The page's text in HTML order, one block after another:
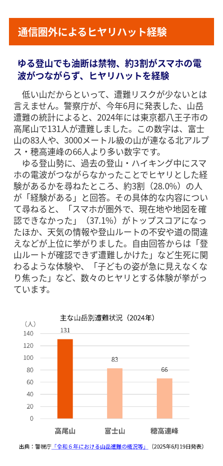
通信圏外によるヒヤリハット経験
ゆる登山でも油断は禁物、約3割がスマホの電
波がつながらず、ヒヤリハットを経験
低い山だからといって、遭難リスクが少ないとは
言えません。警察庁が、今年6月に発表した、山岳
遭難の統計によると、2024年には東京都八王子市の
高尾山で131人が遭難しました。この数字は、富士
山の83人や、3000メートル級の山が連なる北アルプ
ス・穂高連峰の66人より多い数字です。
ゆる登山勢に、過去の登山・ハイキング中にスマ
ホの電波がつながらなかったことでヒヤリとした経
験があるかを尋ねたところ、約3割（28.0%）の人
が「経験がある」と回答。その具体的な内容につい
て尋ねると、「スマホが圏外で、現在地や地図を確
認できなかった」（37.1%）がトップスコアになっ
たほか、天気の情報や登山ルートの不安や道の間違
えなどが上位に挙がりました。自由回答からは「登
山ルートが確認できず遭難しかけた」など生死に関
わるような体験や、「子どもの姿が急に見えなくな
り焦った」など、数々のヒヤリとする体験が挙がっ
ています。